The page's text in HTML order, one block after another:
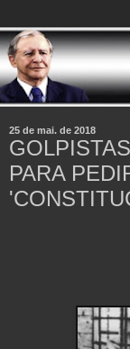
25 de mai. de 2018
PARA